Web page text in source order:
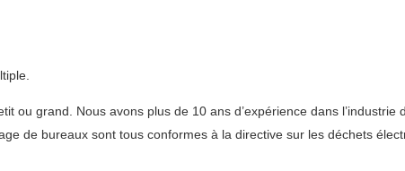
grand. Nous avons plus de 10 ans d’expérience dans
de bureaux sont tous conformes à la directive sur les déchets